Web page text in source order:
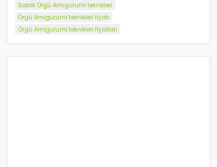
Satılık Örgü Amigurumi teknikleri
Örgü Amigurumi teknikleri fiyatı
Örgü Amigurumi teknikleri fiyatları